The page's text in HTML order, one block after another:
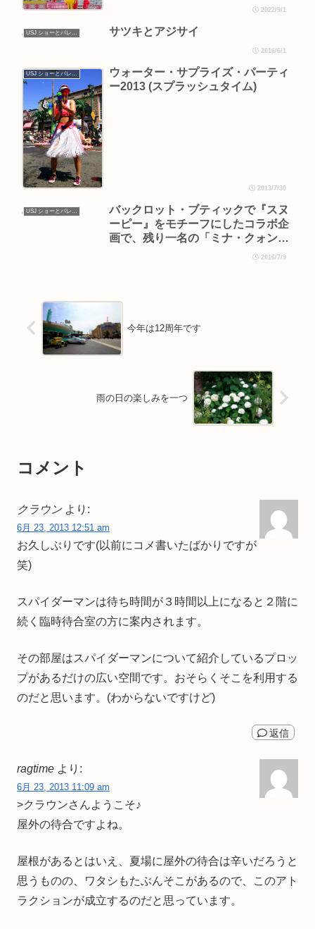
2022/9/1
USJ ショーとパレード サツキとアジサイ
2016/6/1
USJ ショーとパレード
ウォーター・サプライズ・パーティ
ー2013 (スプラッシュタイム)
2013/7/30
USJ ショーとパレード
バックロット・ブティックで『スヌ
ーピー』をモチーフにしたコラボ企
画で、残り一名の「ミナ・クォン」
さんの作品が展示されました
2016/7/9
今年は12周年です
雨の日の楽しみを一つ
コメント
クラウン より:
6月 23, 2013 12:51 am
お久しぶりです(以前にコメ書いたばかりですが
笑)
スパイダーマンは待ち時間が３時間以上になると２階に
続く臨時待合室の方に案内されます。
その部屋はスパイダーマンについて紹介しているプロッ
プがあるだけの広い空間です。おそらくそこを利用する
のだと思います。(わからないですけど)
返信
ragtime より:
6月 23, 2013 11:09 am
>クラウンさんようこそ♪
屋外の待合ですよね。
屋根があるとはいえ、夏場に屋外の待合は辛いだろうと
思うものの、ワタシもたぶんそこがあるので、このアト
ラクションが成立するのだと思っています。